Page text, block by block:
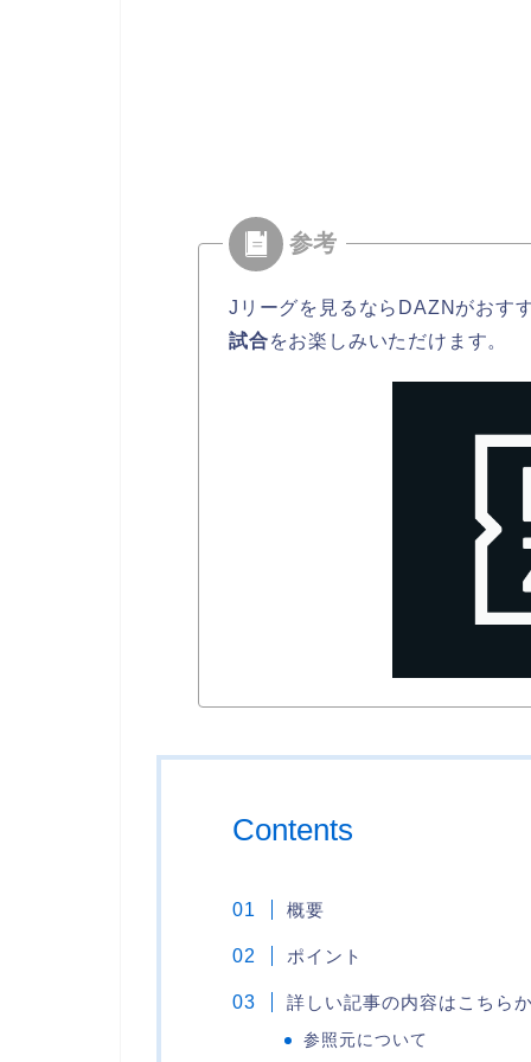
Jリーグを見るならDAZNがおす
試合をお楽しみいただけます。
Contents
概要
ポイント
詳しい記事の内容はこちら
参照元について